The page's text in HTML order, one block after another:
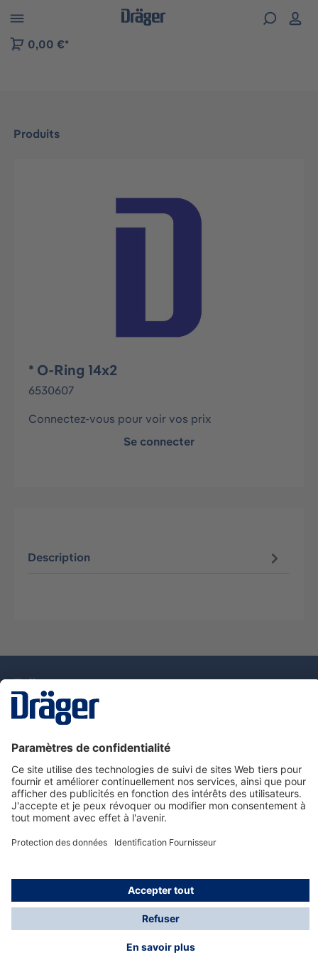
to B2B platform navigation
0,00 €*
Produits
Ignorer la galerie d'images
* O-Ring 14x2
6530607
Connectez-vous pour voir vos prix
Se connecter
Description
Nous contacter
Service de e-commande Dräger
Informations sur les produits
© Dräger France SAS, 2024
*Prix hors taxe. Frais de gestion et de livraison standard
offerts; Indépendamment de la valeur ou du volume de